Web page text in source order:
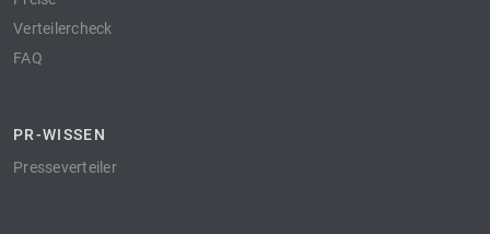
Verteilercheck
FAQ
PR-WISSEN
Presseverteiler